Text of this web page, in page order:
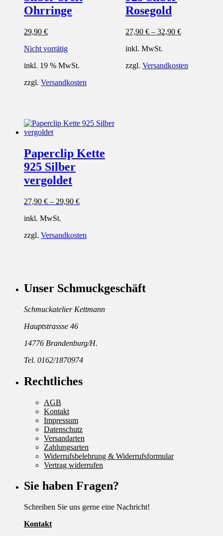
Ohrringe
29,90 €
Nicht vorrätig
inkl. 19 % MwSt.
zzgl. Versandkosten
Rosegold
27,90 €– 32,90 €
inkl. MwSt.
zzgl. Versandkosten
Paperclip Kette
925 Silber
vergoldet
27,90 € – 29,90 €
inkl. MwSt.
zzgl. Versandkosten
Unser Schmuckgeschäft
Schmuckatelier Kettmann
Hauptstrassse 46
14776 Brandenburg/H.
Tel. 0162/1870974
Rechtliches
AGB
Kontakt
Impressum
Datenschutz
Versandarten
Zahlungsarten
Widerrufsbelehrung & Widerrufsformular
Vertrag widerrufen
Sie haben Fragen?
Schreiben Sie uns gerne eine Nachricht!
Kontakt